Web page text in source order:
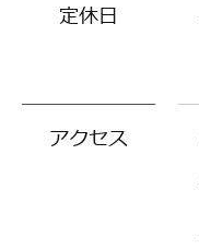
定休日
アクセス